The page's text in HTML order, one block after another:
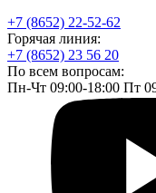
+7 (8652) 22-52-62
Горячая линия:
+7 (8652) 23 56 20
По всем вопросам:
Пн-Чт 09:00-18:00 Пт